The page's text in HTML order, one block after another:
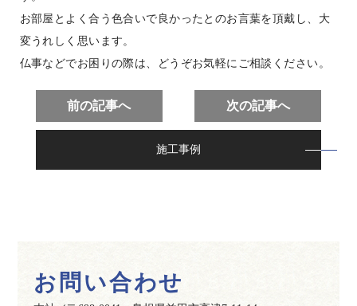
お部屋とよく合う色合いで良かったとのお言葉を頂戴し、大
変うれしく思います。
仏事などでお困りの際は、どうぞお気軽にご相談ください。
前の記事へ 次の記事へ
施工事例
お問い合わせ